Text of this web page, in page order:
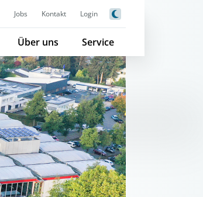
Jobs Kontakt Login
Über uns Service